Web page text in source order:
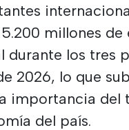
millones de
durante los tres
2026, lo que
importancia del
del país.